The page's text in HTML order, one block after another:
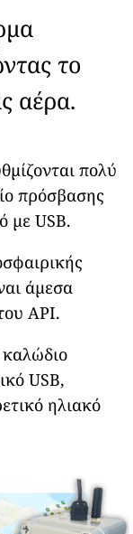
το
αέρα.
πολύ
πρόσβασης
με USB.
άμεσα
API.
καλώδιο
USB,
ηλιακό